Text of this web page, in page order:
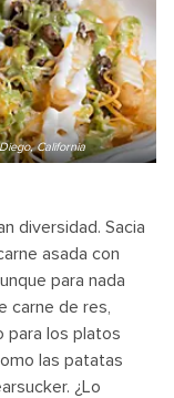
California
diversidad. Sacia
asada con
para nada
carne de res,
para los platos
las patatas
¿Lo